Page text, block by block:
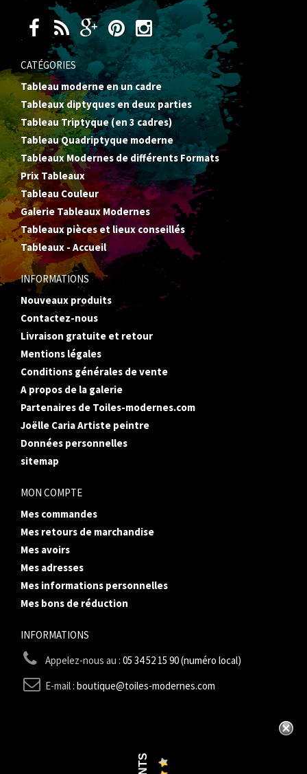
CATÉGORIES
Tableau moderne en un cadre
Tableaux diptyques en deux parties
Tableau Triptyque (en 3 cadres)
Tableau Quadriptyque moderne
Tableaux Modernes de différents Formats
Prix Tableaux
Tableau Couleur
Galerie Tableaux Modernes
Tableaux pièces et lieux conseillés
Tableaux - Accueil
INFORMATIONS
Nouveaux produits
Contactez-nous
Livraison gratuite et retour
Mentions légales
Conditions générales de vente
A propos de la galerie
Partenaires de Toiles-modernes.com
Joëlle Caria Artiste peintre
Données personnelles
sitemap
MON COMPTE
Mes commandes
Mes retours de marchandise
Mes avoirs
Mes adresses
Mes informations personnelles
Mes bons de réduction
INFORMATIONS
Appelez-nous au : 05 34 52 15 90 (numéro local)
E-mail : boutique@toiles-modernes.com